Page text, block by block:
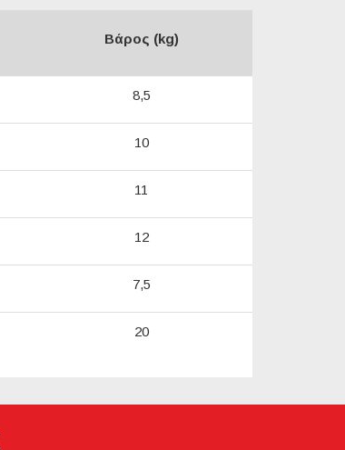
Βάρος (kg)
8,5
10
11
12
7,5
20